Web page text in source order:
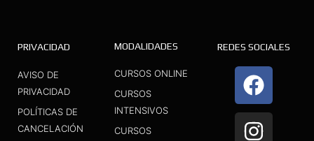
PRIVACIDAD
AVISO DE
PRIVACIDAD
POLÍTICAS DE
CANCELACIÓN
MODALIDADES
CURSOS ONLINE
CURSOS
INTENSIVOS
CURSOS
REDES SOCIALES
F
a
c
I
n
s
Y
o
u